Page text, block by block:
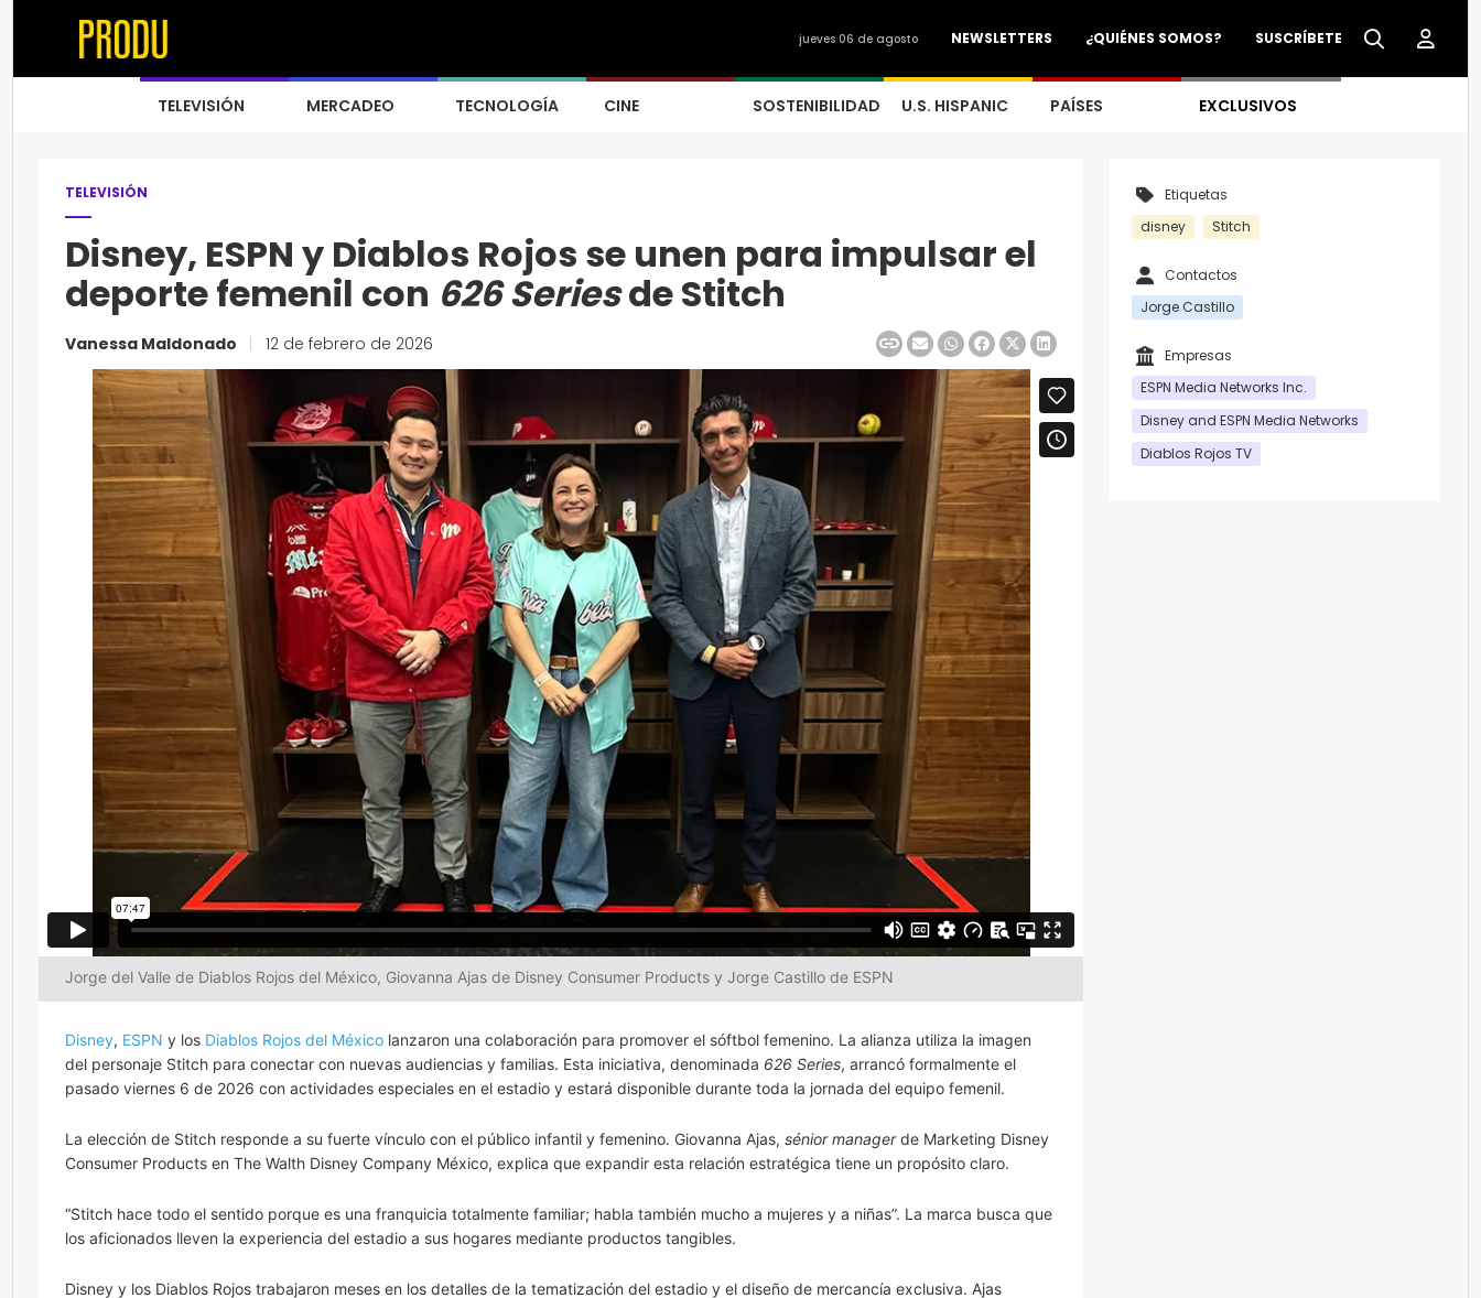
SUSCRÍBETE
¿QUIÉNES SOMOS?
NEWSLETTERS
jueves 06 de agosto
TELEVISIÓN MERCADEO TECNOLOGÍA CINE SOSTENIBILIDAD U.S. HISPANIC PAÍSES EXCLUSIVOS
TELEVISIÓN
Disney, ESPN y Diablos Rojos se unen para impulsar el
deporte femenil con 626 Seriesde Stitch
Vanessa Maldonado 12 de febrero de 2026
Jorge del Valle de Diablos Rojos del México, Giovanna Ajas de Disney Consumer Products y Jorge Castillo de ESPN
Disney, ESPN y los Diablos Rojos del México lanzaron una colaboración para promover el sóftbol femenino. La alianza utiliza la imagen
del personaje Stitch para conectar con nuevas audiencias y familias. Esta iniciativa, denominada 626 Series, arrancó formalmente el
pasado viernes 6 de 2026 con actividades especiales en el estadio y estará disponible durante toda la jornada del equipo femenil.
La elección de Stitch responde a su fuerte vínculo con el público infantil y femenino. Giovanna Ajas, sénior managerde Marketing Disney
Consumer Products en The Walth Disney Company México, explica que expandir esta relación estratégica tiene un propósito claro.
“Stitch hace todo el sentido porque es una franquicia totalmente familiar; habla también mucho a mujeres y a niñas”. La marca busca que
los aficionados lleven la experiencia del estadio a sus hogares mediante productos tangibles.
Disney y los Diablos Rojos trabajaron meses en los detalles de la tematización del estadio y el diseño de mercancía exclusiva. Ajas
Etiquetas
disney
Stitch
Contactos
Jorge Castillo
Empresas
ESPN Media Networks Inc.
Disney and ESPN Media Networks
Diablos Rojos TV